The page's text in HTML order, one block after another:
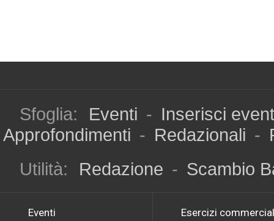
Sfoglia: Eventi - Inserisci
Approfondimenti - Redazionali -
Utilità:
Redazione - Scambio
Eventi Esercizi